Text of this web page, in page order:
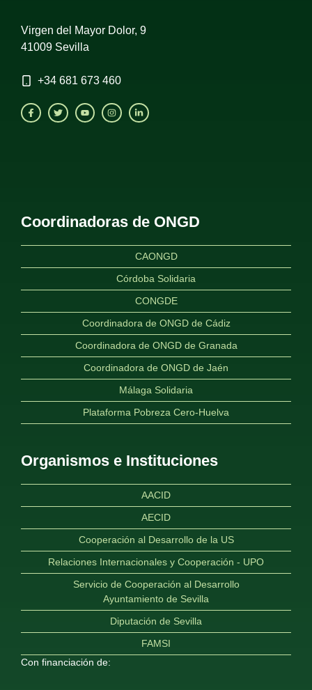
Virgen del Mayor Dolor, 9
41009 Sevilla
+34 681 673 460
Coordinadoras de ONGD
CAONGD
Córdoba Solidaria
CONGDE
Coordinadora de ONGD de Cádiz
Coordinadora de ONGD de Granada
Coordinadora de ONGD de Jaén
Málaga Solidaria
Plataforma Pobreza Cero-Huelva
Organismos e Instituciones
AACID
AECID
Cooperación al Desarrollo de la US
Relaciones Internacionales y Cooperación - UPO
Servicio de Cooperación al Desarrollo
Ayuntamiento de Sevilla
Diputación de Sevilla
FAMSI
Con financiación de: